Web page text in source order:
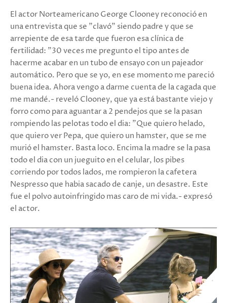
El actor Norteamericano George Clooney reconoció en
una entrevista que se "clavó" siendo padre y que se
arrepiente de esa tarde que fueron esa clínica de
fertilidad: "30 veces me pregunto el tipo antes de
hacerme acabar en un tubo de ensayo con un pajeador
automático. Pero que se yo, en ese momento me pareció
buena idea. Ahora vengo a darme cuenta de la cagada que
me mandé.- reveló Clooney, que ya está bastante viejo y
forro como para aguantar a 2 pendejos que se la pasan
rompiendo las pelotas todo el dia: "Que quiero helado,
que quiero ver Pepa, que quiero un hamster, que se me
murió el hamster. Basta loco. Encima la madre se la pasa
todo el dia con un jueguito en el celular, los pibes
corriendo por todos lados, me rompieron la cafetera
Nespresso que habia sacado de canje, un desastre. Este
fue el polvo autoinfringido mas caro de mi vida.- expresó
el actor.